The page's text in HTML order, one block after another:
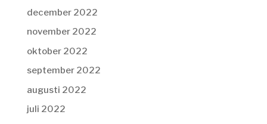
december 2022
november 2022
oktober 2022
september 2022
augusti 2022
juli 2022